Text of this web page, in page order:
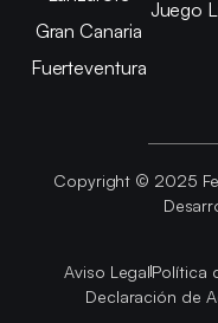
Gran Canaria
Fuerteventura
Juego
Copyright © 2025
Aviso LegalPolítica
Declaración de